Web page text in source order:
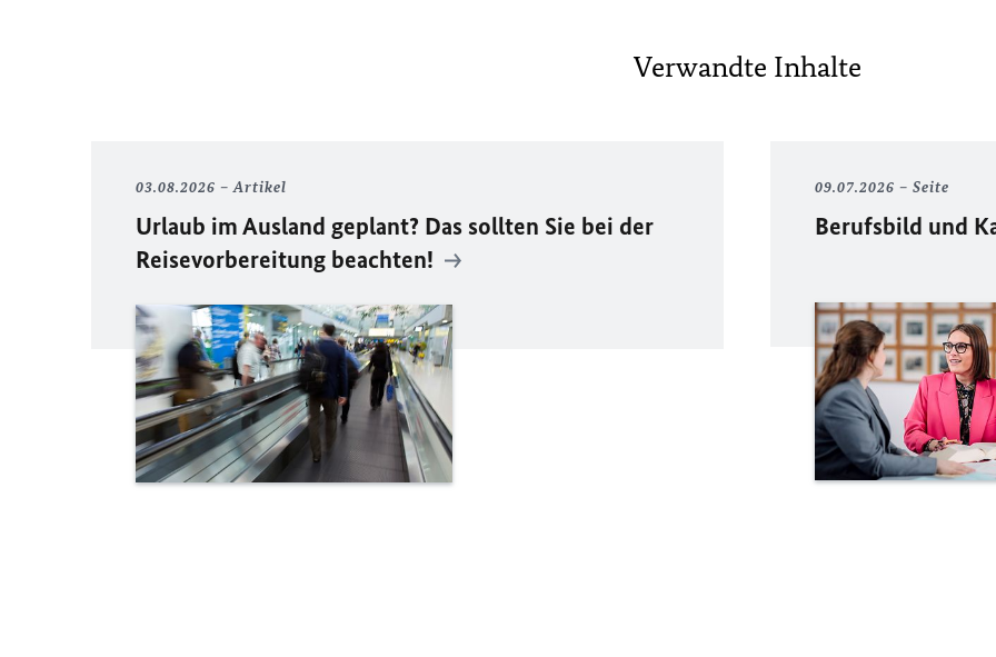
Verwandte Inhalte
03.08.2026 Artikel
Urlaub im Ausland geplant? Das sollten Sie bei der
Reisevorbereitung beachten!
09.07.2026 Seite
Berufsbild und